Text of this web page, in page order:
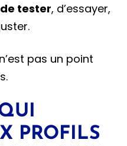
tester, d’essayer,
pas un point
PROFILS